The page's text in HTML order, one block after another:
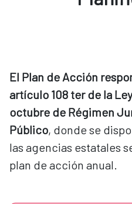
El Plan de Acción
artículo 108 ter de la
octubre de Régimen
Público, donde se
las agencias estatales
plan de acción anual.